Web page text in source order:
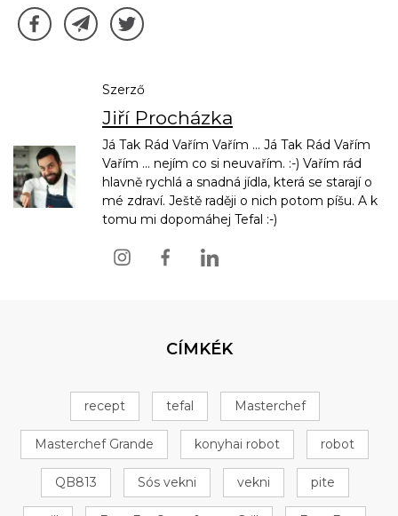
Szerző
Jiří Procházka
Já Tak Rád Vařím Vařím ... Já Tak Rád Vařím
Vařím ... nejím co si neuvařím. :-) Vařím rád
hlavně rychlá a snadná jídla, která se starají o
mé zdraví. Ještě raději o nich potom píšu. A k
tomu mi dopomáhej Tefal :-)
CÍMKÉK
recept tefal Masterchef
Masterchef Grande konyhai robot robot
QB813 Sós vekni vekni pite